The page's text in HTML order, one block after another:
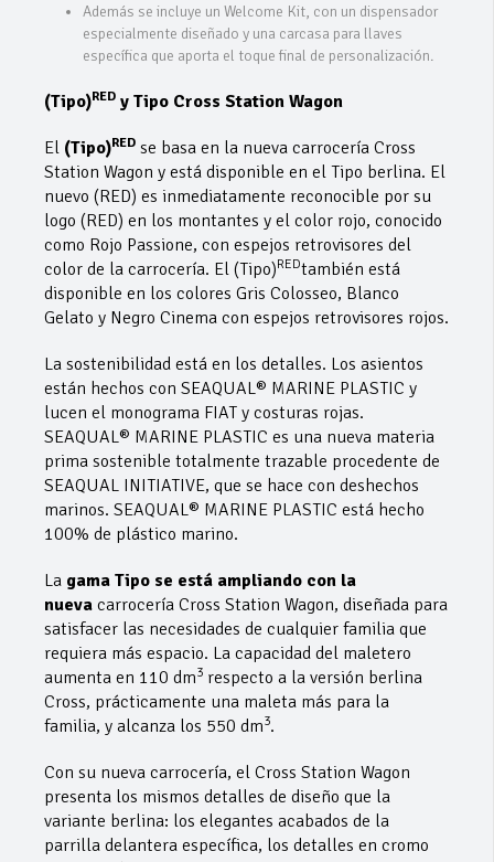
Además se incluye un Welcome Kit, con un dispensador
especialmente diseñado y una carcasa para llaves
específica que aporta el toque final de personalización.
(Tipo)RED y Tipo Cross Station Wagon
El (Tipo)RED se basa en la nueva carrocería Cross
Station Wagon y está disponible en el Tipo berlina. El
nuevo (RED) es inmediatamente reconocible por su
logo (RED) en los montantes y el color rojo, conocido
como Rojo Passione, con espejos retrovisores del
color de la carrocería. El (Tipo)REDtambién está
disponible en los colores Gris Colosseo, Blanco
Gelato y Negro Cinema con espejos retrovisores rojos.
La sostenibilidad está en los detalles. Los asientos
están hechos con SEAQUAL® MARINE PLASTIC y
lucen el monograma FIAT y costuras rojas.
SEAQUAL® MARINE PLASTIC es una nueva materia
prima sostenible totalmente trazable procedente de
SEAQUAL INITIATIVE, que se hace con deshechos
marinos. SEAQUAL® MARINE PLASTIC está hecho
100% de plástico marino.
La gama Tipo se está ampliando con la
nueva carrocería Cross Station Wagon, diseñada para
satisfacer las necesidades de cualquier familia que
requiera más espacio. La capacidad del maletero
aumenta en 110 dm3 respecto a la versión berlina
Cross, prácticamente una maleta más para la
familia, y alcanza los 550 dm3.
Con su nueva carrocería, el Cross Station Wagon
presenta los mismos detalles de diseño que la
variante berlina: los elegantes acabados de la
parrilla delantera específica, los detalles en cromo